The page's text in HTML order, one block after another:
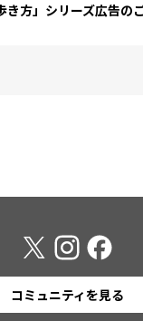
き方」シリーズ広告の
コミュニティを見る